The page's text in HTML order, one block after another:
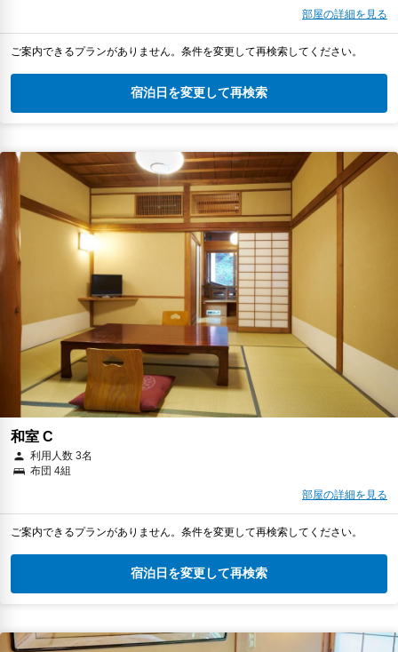
部屋の詳細を見る
ご案内できるプランがありません。条件を変更して再検索してください。
宿泊日を変更して再検索
和室 C
利用人数 3名
布団 4組
部屋の詳細を見る
ご案内できるプランがありません。条件を変更して再検索してください。
宿泊日を変更して再検索